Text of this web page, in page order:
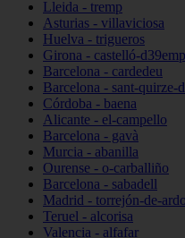
Lleida - tremp
Asturias - villaviciosa
Huelva - trigueros
Girona - castelló-
Barcelona - cardedeu
Barcelona - sant-quirze-
Córdoba - baena
Alicante - el-campello
Barcelona - gavà
Murcia - abanilla
Ourense - o-carballiño
Barcelona - sabadell
Madrid - torrejón-de-
Teruel - alcorisa
Valencia - alfafar